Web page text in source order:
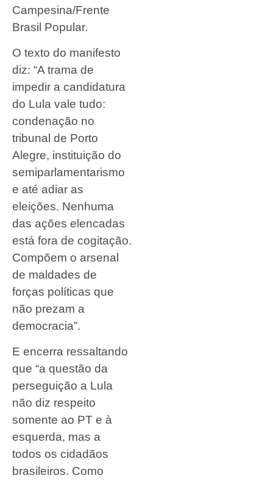
Campesina/Frente
Brasil Popular.
O texto do manifesto
diz: “A trama de
impedir a candidatura
do Lula vale tudo:
condenação no
tribunal de Porto
Alegre, instituição do
semiparlamentarismo
e até adiar as
eleições. Nenhuma
das ações elencadas
está fora de cogitação.
Compõem o arsenal
de maldades de
forças políticas que
não prezam a
democracia”.
E encerra ressaltando
que “a questão da
perseguição a Lula
não diz respeito
somente ao PT e à
esquerda, mas a
todos os cidadãos
brasileiros. Como